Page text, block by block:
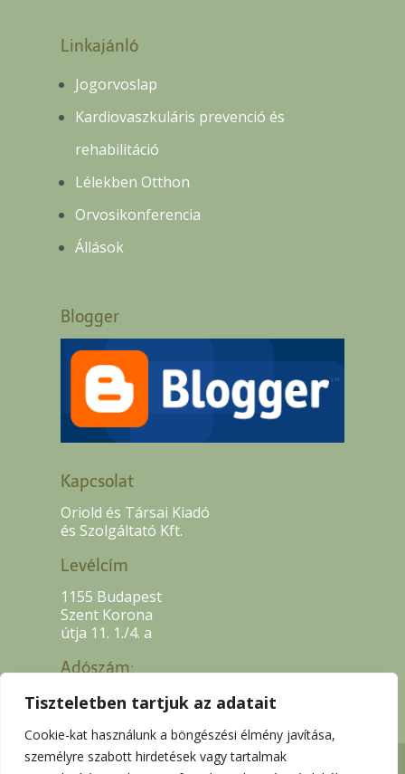
Tiszteletben tartjuk az adatait
Cookie-kat használunk a böngészési élmény javítása,
személyre szabott hirdetések vagy tartalmak
Linkajánló
Jogorvoslap
Kardiovaszkuláris prevenció és
rehabilitáció
Lélekben Otthon
Orvosikonferencia
Állások
Blogger
Kapcsolat
Oriold és Társai Kiadó
és Szolgáltató Kft.
Levélcím
1155 Budapest
Szent Korona
útja 11. 1./4. a
Adószám:
13507318-2-42